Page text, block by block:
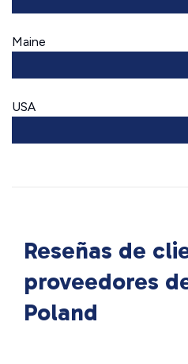
Maine
USA
Reseñas de
proveedores
Poland